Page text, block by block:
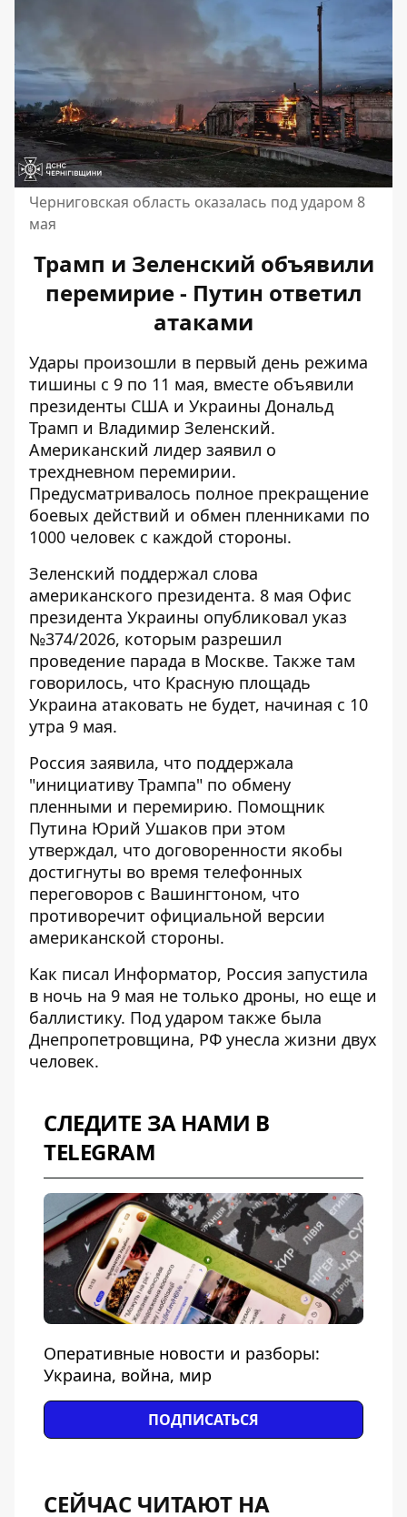
Черниговская область оказалась под ударом 8
мая
Трамп и Зеленский объявили
перемирие - Путин ответил
атаками
Удары произошли в первый день режима
тишины с 9 по 11 мая, вместе объявили
президенты США и Украины Дональд
Трамп и Владимир Зеленский.
Американский лидер заявил о
трехдневном перемирии.
Предусматривалось полное прекращение
боевых действий и обмен пленниками по
1000 человек с каждой стороны.
Зеленский поддержал слова
американского президента. 8 мая Офис
президента Украины опубликовал указ
№374/2026, которым разрешил
проведение парада в Москве. Также там
говорилось, что Красную площадь
Украина атаковать не будет, начиная с 10
утра 9 мая.
Россия заявила, что поддержала
"инициативу Трампа" по обмену
пленными и перемирию. Помощник
Путина Юрий Ушаков при этом
утверждал, что договоренности якобы
достигнуты во время телефонных
переговоров с Вашингтоном, что
противоречит официальной версии
американской стороны.
Как писал Информатор, Россия запустила
в ночь на 9 мая не только дроны, но еще и
баллистику. Под ударом также была
Днепропетровщина, РФ унесла жизни двух
человек.
СЛЕДИТЕ ЗА НАМИ В
TELEGRAM
Оперативные новости и разборы:
Украина, война, мир
ПОДПИСАТЬСЯ
СЕЙЧАС ЧИТАЮТ НА